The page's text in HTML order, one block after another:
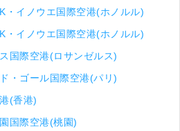
・イノウエ国際空港(ホノルル)
・イノウエ国際空港(ホノルル)
国際空港(ロサンゼルス)
・ゴール国際空港(パリ)
(香港)
国際空港(桃園)